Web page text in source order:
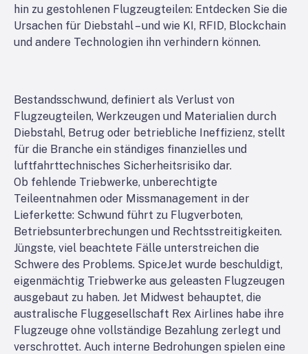
hin zu gestohlenen Flugzeugteilen: Entdecken Sie die
Ursachen für Diebstahl – und wie KI, RFID, Blockchain
und andere Technologien ihn verhindern können.
Bestandsschwund, definiert als Verlust von
Flugzeugteilen, Werkzeugen und Materialien durch
Diebstahl, Betrug oder betriebliche Ineffizienz, stellt
für die Branche ein ständiges finanzielles und
luftfahrttechnisches Sicherheitsrisiko dar.
Ob fehlende Triebwerke, unberechtigte
Teileentnahmen oder Missmanagement in der
Lieferkette: Schwund führt zu Flugverboten,
Betriebsunterbrechungen und Rechtsstreitigkeiten.
Jüngste, viel beachtete Fälle unterstreichen die
Schwere des Problems. SpiceJet wurde beschuldigt,
eigenmächtig Triebwerke aus geleasten Flugzeugen
ausgebaut zu haben. Jet Midwest behauptet, die
australische Fluggesellschaft Rex Airlines habe ihre
Flugzeuge ohne vollständige Bezahlung zerlegt und
verschrottet. Auch interne Bedrohungen spielen eine